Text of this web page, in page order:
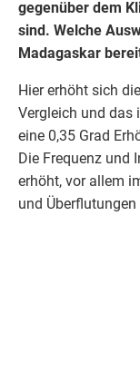
gegenüber dem
sind. Welche
Madagaskar
Hier erhöht sich
Vergleich und das
eine 0,35 Grad
Die Frequenz und
erhöht, vor allem
und